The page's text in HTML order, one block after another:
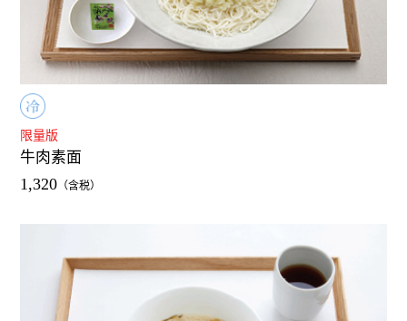
限量版
牛肉素面
1,320